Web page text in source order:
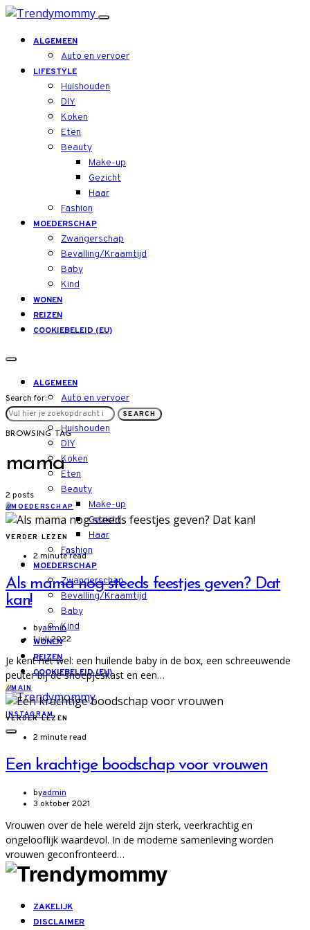
ALGEMEEN
Auto en vervoer
LIFESTYLE
Huishouden
DIY
Koken
Eten
Beauty
Make-up
Gezicht
Haar
Fashion
MOEDERSCHAP
Zwangerschap
Bevalling/Kraamtijd
Baby
Kind
WONEN
REIZEN
COOKIEBELEID (EU)
ALGEMEEN
Auto en vervoer
LIFESTYLE
Huishouden
DIY
Koken
Eten
Beauty
Make-up
Gezicht
Haar
Fashion
MOEDERSCHAP
Zwangerschap
Bevalling/Kraamtijd
Baby
Kind
WONEN
REIZEN
COOKIEBELEID (EU)
INSTAGRAM
Search for:
SEARCH
BROWSING TAG
mama
2 posts
MMOEDERSCHAP
VERDER LEZEN
2 minute read
Als mama nog steeds feestjes geven? Dat
kan!
byadmin
1 juli 2022
Je kent het wel: een huilende baby in de box, een schreeuwende
peuter bij de snoepjeskast en een…
MMAIN
VERDER LEZEN
2 minute read
Een krachtige boodschap voor vrouwen
byadmin
3 oktober 2021
Vrouwen over de hele wereld zijn sterk, veerkrachtig en
ongelooflijk waardevol. In de moderne samenleving worden
vrouwen geconfronteerd…
ZAKELIJK
DISCLAIMER